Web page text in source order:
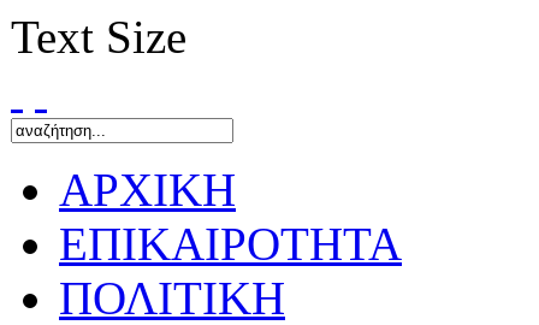
Text Size
ΑΡΧΙΚΗ
ΕΠΙΚΑΙΡΟΤΗΤΑ
ΠΟΛΙΤΙΚΗ